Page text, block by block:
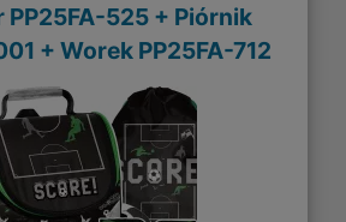
525 + Piórnik
+ Worek PP25FA-712